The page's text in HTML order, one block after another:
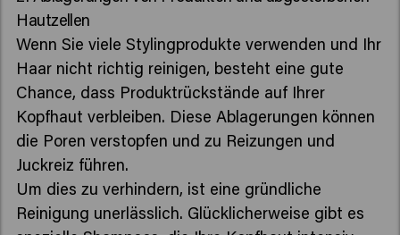
Hautzellen
Wenn Sie viele Stylingprodukte verwenden und Ihr
Haar nicht richtig reinigen, besteht eine gute
Chance, dass Produktrückstände auf Ihrer
Kopfhaut verbleiben. Diese Ablagerungen können
die Poren verstopfen und zu Reizungen und
Juckreiz führen.
Um dies zu verhindern, ist eine gründliche
Reinigung unerlässlich. Glücklicherweise gibt es